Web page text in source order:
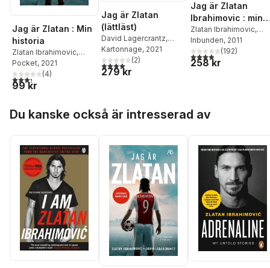
Jag är Zlatan : Min
historia
Zlatan Ibrahimovic,
David Lagercrantz
Pocket, 2021
3,3utav 5 stjärnor. Totalt antal röster:
(4)
99 kr
Jag är Zlatan
(lättläst)
David Lagercrantz,
Zlatan Ibrahimovic
Kartonnage, 2021
4,0utav 5 stjärnor. Totalt antal röster:
(2)
279 kr
Jag är Zlatan
Ibrahimovic : min
historia
Zlatan Ibrahimovic,
David Lagercrantz
Inbunden, 2011
3,9utav 5 stjärnor.
(192)
258 kr
Du kanske också är intresserad av